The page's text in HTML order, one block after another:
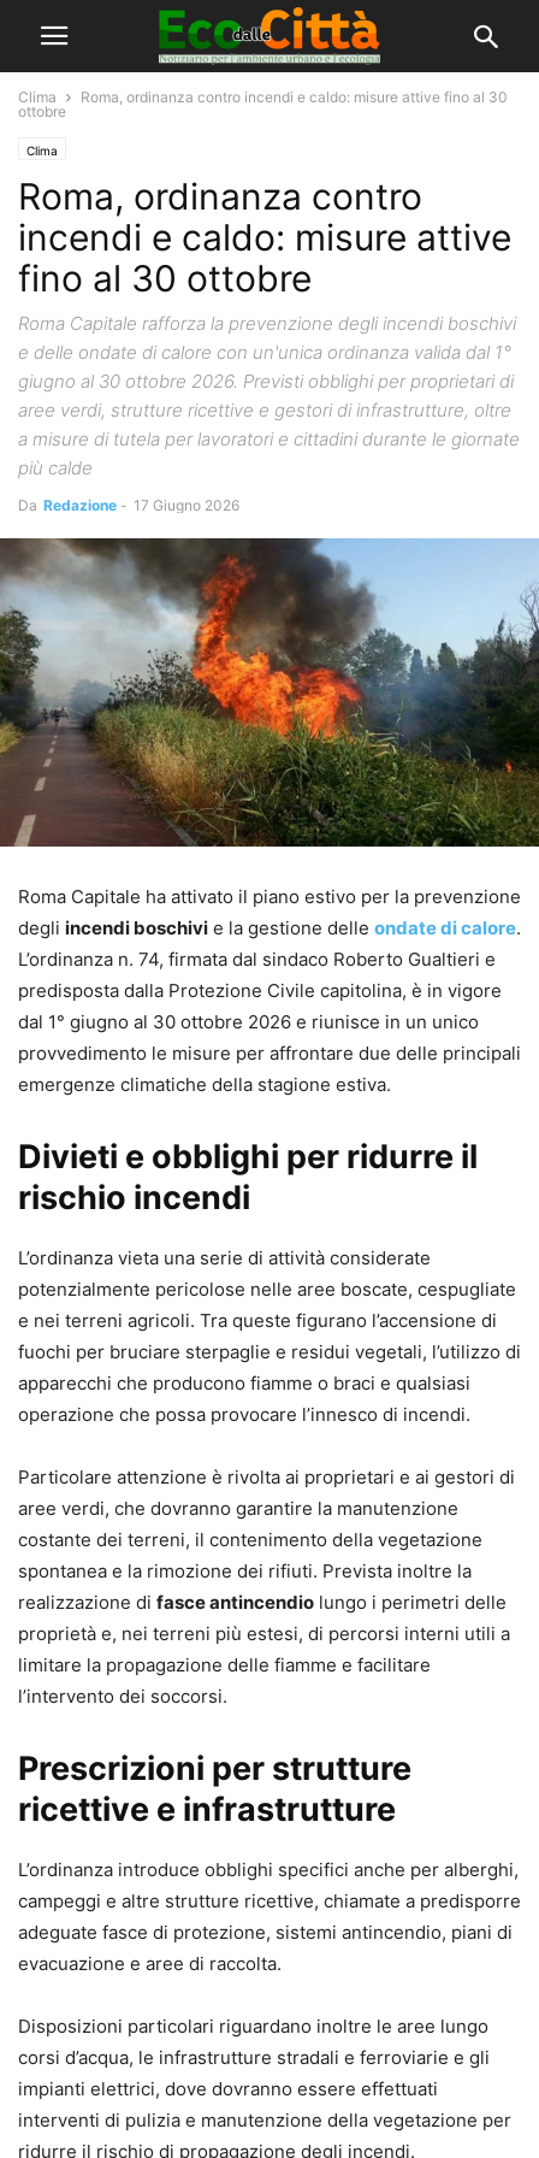
Clima
Roma, ordinanza contro incendi e caldo: misure attive fino al 30
ottobre
Clima
Roma, ordinanza contro
incendi e caldo: misure attive
fino al 30 ottobre
Roma Capitale rafforza la prevenzione degli incendi boschivi
e delle ondate di calore con un'unica ordinanza valida dal 1°
giugno al 30 ottobre 2026. Previsti obblighi per proprietari di
aree verdi, strutture ricettive e gestori di infrastrutture, oltre
a misure di tutela per lavoratori e cittadini durante le giornate
più calde
Da Redazione - 17 Giugno 2026
Roma Capitale ha attivato il piano estivo per la prevenzione
degli incendi boschivi e la gestione delle ondate di calore.
L’ordinanza n. 74, firmata dal sindaco Roberto Gualtieri e
predisposta dalla Protezione Civile capitolina, è in vigore
dal 1° giugno al 30 ottobre 2026 e riunisce in un unico
provvedimento le misure per affrontare due delle principali
emergenze climatiche della stagione estiva.
Divieti e obblighi per ridurre il
rischio incendi
L’ordinanza vieta una serie di attività considerate
potenzialmente pericolose nelle aree boscate, cespugliate
e nei terreni agricoli. Tra queste figurano l’accensione di
fuochi per bruciare sterpaglie e residui vegetali, l’utilizzo di
apparecchi che producono fiamme o braci e qualsiasi
operazione che possa provocare l’innesco di incendi.
Particolare attenzione è rivolta ai proprietari e ai gestori di
aree verdi, che dovranno garantire la manutenzione
costante dei terreni, il contenimento della vegetazione
spontanea e la rimozione dei rifiuti. Prevista inoltre la
realizzazione di fasce antincendio lungo i perimetri delle
proprietà e, nei terreni più estesi, di percorsi interni utili a
limitare la propagazione delle fiamme e facilitare
l’intervento dei soccorsi.
Prescrizioni per strutture
ricettive e infrastrutture
L’ordinanza introduce obblighi specifici anche per alberghi,
campeggi e altre strutture ricettive, chiamate a predisporre
adeguate fasce di protezione, sistemi antincendio, piani di
evacuazione e aree di raccolta.
Disposizioni particolari riguardano inoltre le aree lungo
corsi d’acqua, le infrastrutture stradali e ferroviarie e gli
impianti elettrici, dove dovranno essere effettuati
interventi di pulizia e manutenzione della vegetazione per
ridurre il rischio di propagazione degli incendi.